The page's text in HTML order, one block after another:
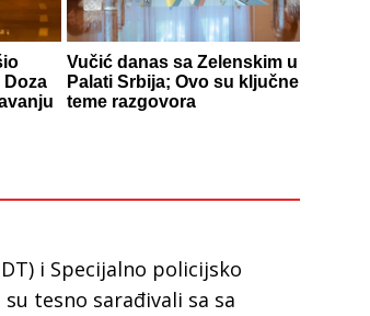
Vučić danas sa Zelenskim u
Palati Srbija; Ovo su ključne
teme razgovora
i Specijalno policijsko
tesno sarađivali sa sa